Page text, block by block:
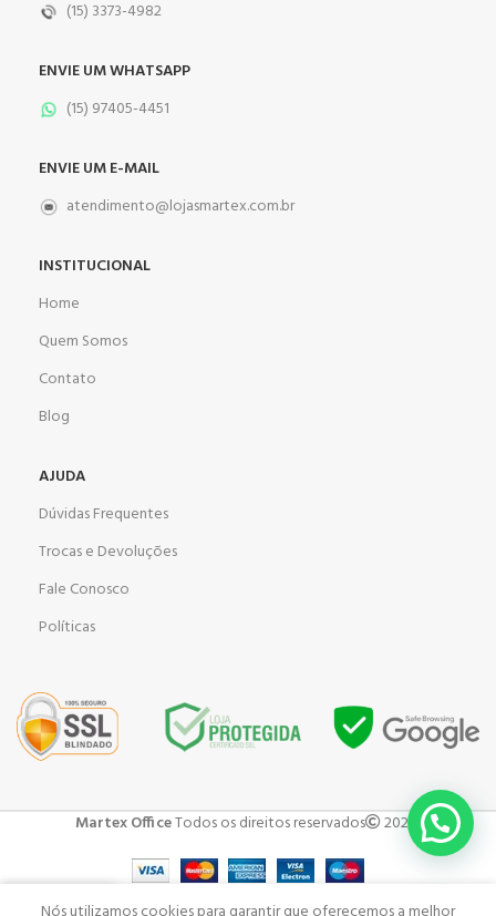
(15) 3373-4982
ENVIE UM WHATSAPP
(15) 97405-4451
ENVIE UM E-MAIL
atendimento@lojasmartex.com.br
INSTITUCIONAL
Home
Quem Somos
Contato
Blog
AJUDA
Dúvidas Frequentes
Trocas e Devoluções
Fale Conosco
Políticas
Martex OfficeTodos os direitos reservados 2023 .